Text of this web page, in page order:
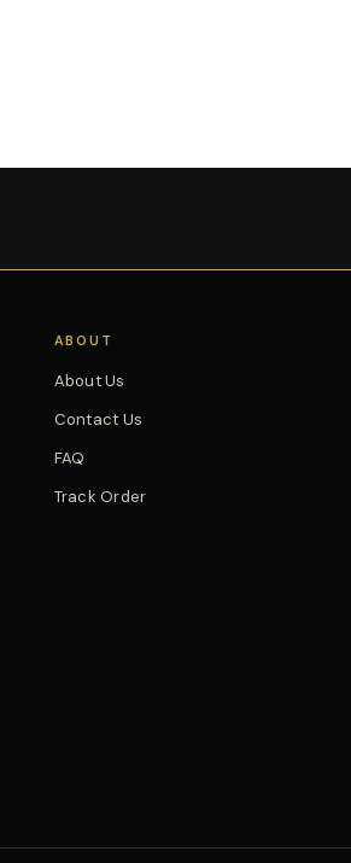
ABOUT
About Us
Contact Us
FAQ
Track Order